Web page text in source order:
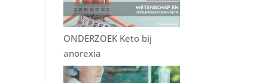
ONDERZOEK Keto bij
anorexia